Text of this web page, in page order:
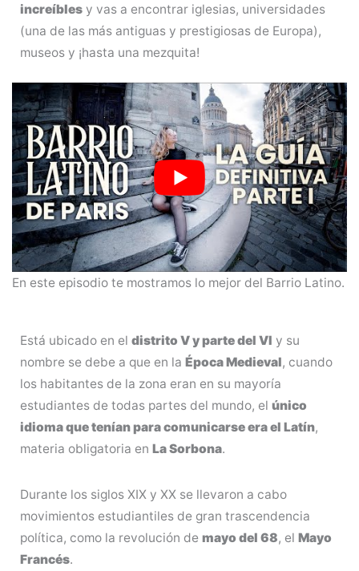
increíbles y vas a encontrar iglesias, universidades
(una de las más antiguas y prestigiosas de Europa),
museos y ¡hasta una mezquita!
En este episodio te mostramos lo mejor del Barrio Latino.
Está ubicado en el distrito V y parte del VI y su
nombre se debe a que en la Época Medieval, cuando
los habitantes de la zona eran en su mayoría
estudiantes de todas partes del mundo, el único
idioma que tenían para comunicarse era el Latín,
materia obligatoria en La Sorbona.
Durante los siglos XIX y XX se llevaron a cabo
movimientos estudiantiles de gran trascendencia
política, como la revolución de mayo del 68, el Mayo
Francés.